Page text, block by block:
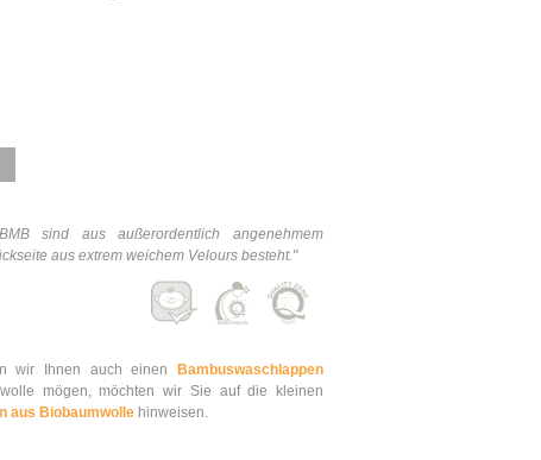
sind aus außerordentlich angenehmem
aus extrem weichem Velours besteht."
wir Ihnen auch einen
Bambuswaschlappen
mögen, möchten wir Sie auf die kleinen
aus Biobaumwolle hinweisen.